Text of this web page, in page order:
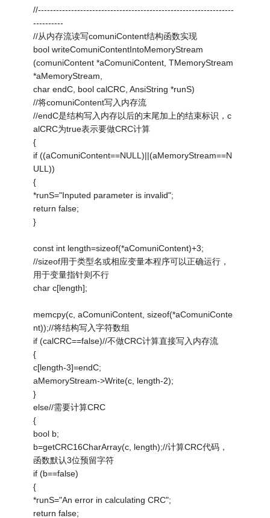
//-----------------------------------------------------------------
----------
//从内存流读写comuniContent结构函数实现
bool writeComuniContentIntoMemoryStream
(comuniContent *aComuniContent, TMemoryStream
*aMemoryStream,
char endC, bool calCRC, AnsiString *runS)
//将comuniContent写入内存流
//endC是结构写入内存以后的末尾加上的结束标识，c
alCRC为true表示要做CRC计算
{
if ((aComuniContent==NULL)||(aMemoryStream==N
ULL))
{
*runS="Inputed parameter is invalid";
return false;
}
const int length=sizeof(*aComuniContent)+3;
//sizeof用于类型名或相应变量本程序可以正确运行，
用于变量指针则不行
char c[length];
memcpy(c, aComuniContent, sizeof(*aComuniConte
nt));//将结构写入字符数组
if (calCRC==false)//不做CRC计算直接写入内存流
{
c[length-3]=endC;
aMemoryStream->Write(c, length-2);
}
else//需要计算CRC
{
bool b;
b=getCRC16CharArray(c, length);//计算CRC代码，
函数默认3位预留字符
if (b==false)
{
*runS="An error in calculating CRC";
return false;